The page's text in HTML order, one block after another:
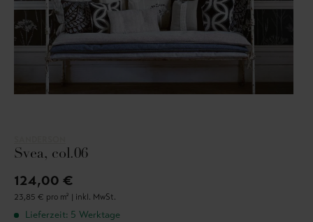
Svea, col.06
124,00 €
23,85 € pro m² | inkl. MwSt.
Lieferzeit: 5 Werktage